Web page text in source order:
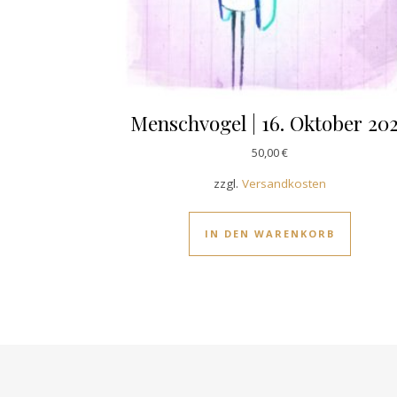
Menschvogel | 16. Oktober
50,00€
zzgl.Versandkosten
IN DEN WARENKORB